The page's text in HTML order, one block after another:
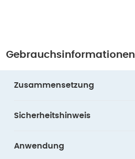
Gebrauchsinformationen
Zusammensetzung
Sicherheitshinweis
Anwendung